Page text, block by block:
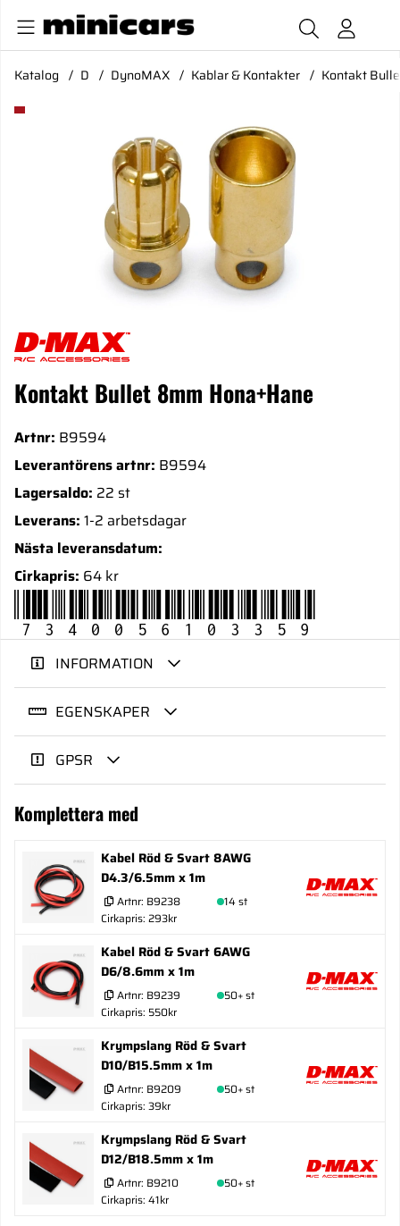
Katalog D DynoMAX Kablar & Kontakter Kontakt
Produktbilder Kontakt Bullet 8mm Hona+Hane
Kontakt Bullet 8mm Hona+Hane
Artnr: B9594
Leverantörens artnr: B9594
Lagersaldo: 22 st
Leverans: 1-2 arbetsdagar
Nästa leveransdatum:
Cirkapris: 64 kr
7340056103359
INFORMATION
EGENSKAPER
GPSR
Komplettera med
Kabel Röd & Svart 8AWG
D4.3/6.5mm x 1m
Artnr: B9238
14 st
Cirkapris: 293kr
Kabel Röd & Svart 6AWG
D6/8.6mm x 1m
Artnr: B9239
50+ st
Cirkapris: 550kr
Krympslang Röd & Svart
D10/B15.5mm x 1m
Artnr: B9209
50+ st
Cirkapris: 39kr
Krympslang Röd & Svart
D12/B18.5mm x 1m
Artnr: B9210
50+ st
Cirkapris: 41kr